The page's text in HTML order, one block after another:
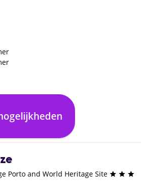
Porto and World Heritage Site